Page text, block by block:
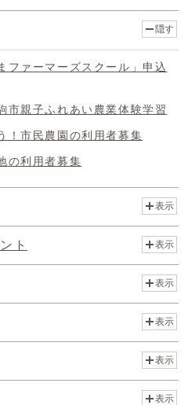
隠す
ファーマーズスクール」申込
市親子ふれあい農業体験学習
！市民農園の利用者募集
の利用者募集
表示
ト 表示
表示
表示
表示
表示